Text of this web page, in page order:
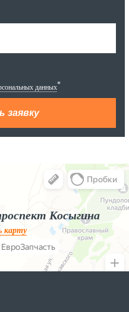
данных*
транспорт
Косыгина
карту